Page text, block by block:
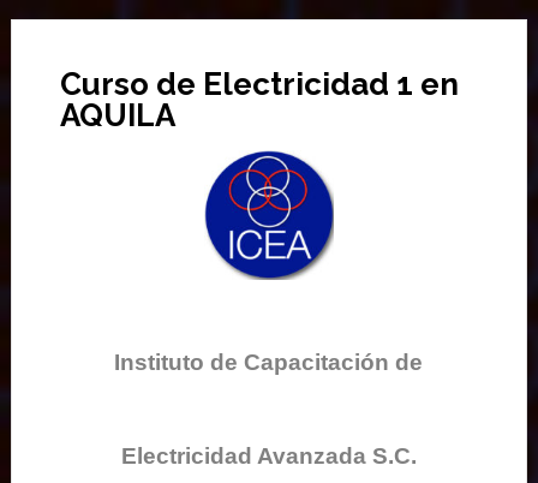
Curso de Electricidad 1 en
AQUILA
Instituto de Capacitación de
Electricidad Avanzada S.C.